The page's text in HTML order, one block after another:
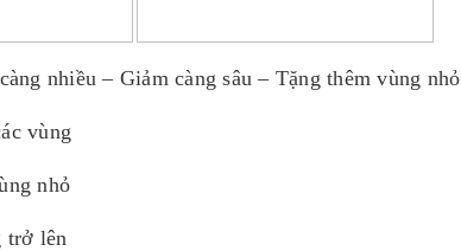
nhiều – Giảm càng sâu – Tặng thêm vùng nhỏ
vùng
nhỏ
trở lên